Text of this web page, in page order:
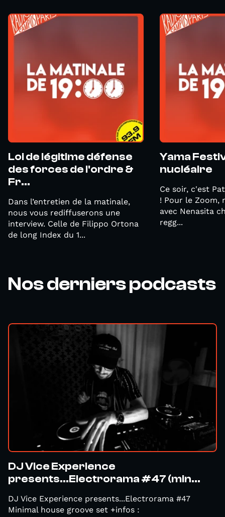
Loi de légitime défense
des forces de l'ordre &
Fr...
Dans l’entretien de la matinale,
nous vous rediffuserons une
interview. Celle de Filippo Ortona
de long Index du 1...
Yama
nucléaire
Ce soir, c'est
! Pour le Zoom,
avec Nenasita
regg...
Nos derniers podcasts
DJ Vice Experience
presents...Electrorama #47 (min...
DJ Vice Experience presents...Electrorama #47
Minimal house groove set +infos :